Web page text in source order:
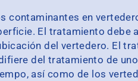
contaminantes en
El tratamiento debe
del vertedero. El
del tratamiento de
así como de los